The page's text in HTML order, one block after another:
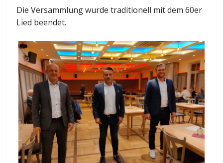
Die Versammlung wurde traditionell mit dem 60er
Lied beendet.